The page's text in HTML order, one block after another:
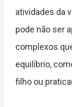
atividades da
pode não ser
complexos
equilíbrio,
filho ou